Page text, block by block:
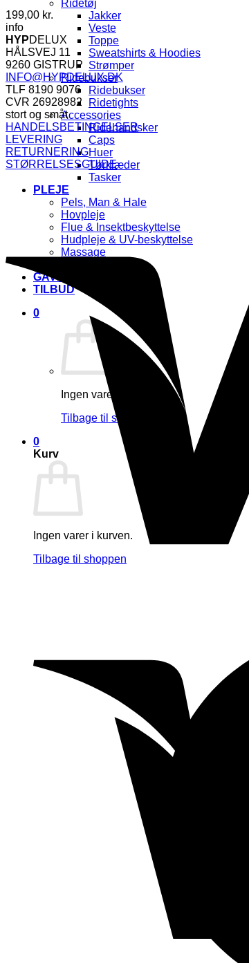
Ridetøj
Jakker
Veste
Toppe
Sweatshirts & Hoodies
Strømper
Ridebukser
Ridebukser
Ridetights
Accessories
Ridehandsker
Caps
Huer
Tørklæder
Tasker
PLEJE
Pels, Man & Hale
Hovpleje
Flue & Insektbeskyttelse
Hudpleje & UV-beskyttelse
Massage
GAVEKORT🎁
TILBUD
0
Ingen varer i kurven.
Tilbage til shoppen
0
Kurv
Ingen varer i kurven.
Tilbage til shoppen
199,00 kr.
info
HYPDELUX
HÅLSVEJ 11
9260 GISTRUP
INFO@HYPDELUX.DK
TLF 8190 9076
CVR 26928982
stort og småt
HANDELSBETINGELSER
LEVERING
RETURNERING
STØRRELSESGUIDE